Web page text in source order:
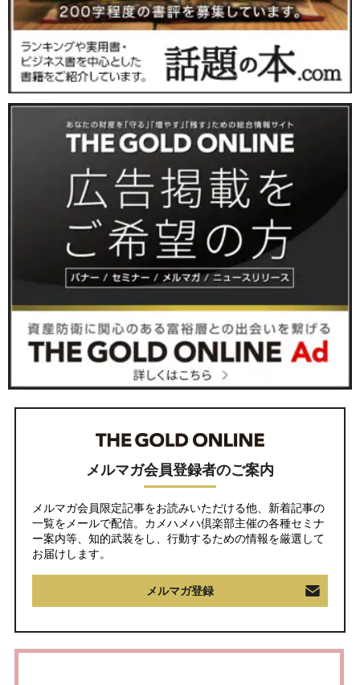
メルマガ会員登録者のご案内
メルマガ会員限定記事をお読みいただける他、新着記事の
一覧をメールで配信。カメハメハ倶楽部主催の各種セミナ
ー案内等、知的武装をし、行動するための情報を厳選して
お届けします。
メルマガ登録